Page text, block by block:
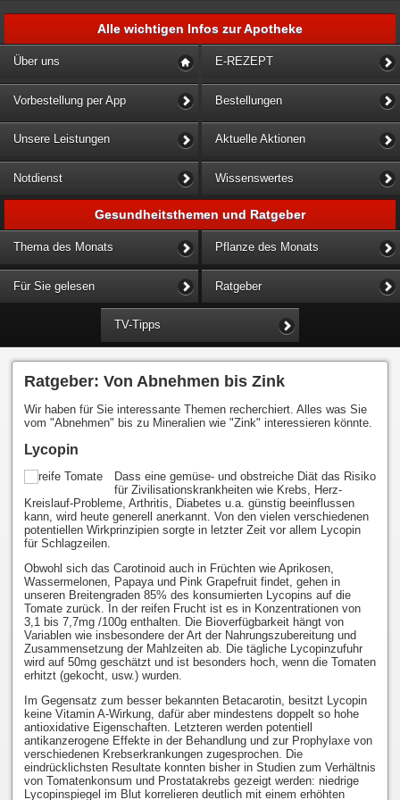
Alle wichtigen Infos zur Apotheke
Über uns E-REZEPT
Vorbestellung per App Bestellungen
Unsere Leistungen Aktuelle Aktionen
Notdienst Wissenswertes
Gesundheitsthemen und Ratgeber
Thema des Monats Pflanze des Monats
Für Sie gelesen Ratgeber
TV-Tipps
Ratgeber: Von Abnehmen bis Zink
Wir haben für Sie interessante Themen recherchiert. Alles was Sie
vom "Abnehmen" bis zu Mineralien wie "Zink" interessieren könnte.
Lycopin
Dass eine gemüse- und obstreiche Diät das Risiko
für Zivilisationskrankheiten wie Krebs, Herz-
Kreislauf-Probleme, Arthritis, Diabetes u.a. günstig beeinflussen
kann, wird heute generell anerkannt. Von den vielen verschiedenen
potentiellen Wirkprinzipien sorgte in letzter Zeit vor allem Lycopin
für Schlagzeilen.
Obwohl sich das Carotinoid auch in Früchten wie Aprikosen,
Wassermelonen, Papaya und Pink Grapefruit findet, gehen in
unseren Breitengraden 85% des konsumierten Lycopins auf die
Tomate zurück. In der reifen Frucht ist es in Konzentrationen von
3,1 bis 7,7mg /100g enthalten. Die Bioverfügbarkeit hängt von
Variablen wie insbesondere der Art der Nahrungszubereitung und
Zusammensetzung der Mahlzeiten ab. Die tägliche Lycopinzufuhr
wird auf 50mg geschätzt und ist besonders hoch, wenn die Tomaten
erhitzt (gekocht, usw.) wurden.
Im Gegensatz zum besser bekannten Betacarotin, besitzt Lycopin
keine Vitamin A-Wirkung, dafür aber mindestens doppelt so hohe
antioxidative Eigenschaften. Letzteren werden potentiell
antikanzerogene Effekte in der Behandlung und zur Prophylaxe von
verschiedenen Krebserkrankungen zugesprochen. Die
eindrücklichsten Resultate konnten bisher in Studien zum Verhältnis
von Tomatenkonsum und Prostatakrebs gezeigt werden: niedrige
Lycopinspiegel im Blut korrelieren deutlich mit einem erhöhten